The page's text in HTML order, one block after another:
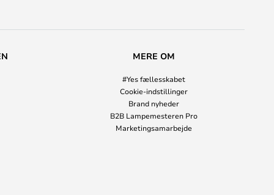
MERE OM
#Yes fællesskabet
Cookie-indstillinger
Brand nyheder
B2B Lampemesteren Pro
Marketingsamarbejde